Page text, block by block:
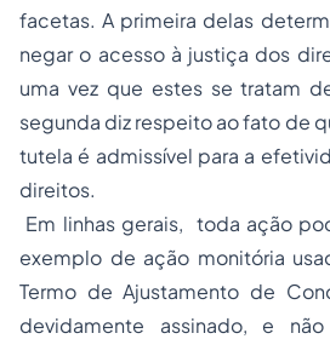
facetas. A primeira delas
negar o acesso à justiça dos
uma vez que estes se tratam
segunda diz respeito ao fato de
tutela é admissível para a
direitos.
Em linhas gerais, toda ação
exemplo de ação monitória
Termo de Ajustamento de
devidamente assinado, e